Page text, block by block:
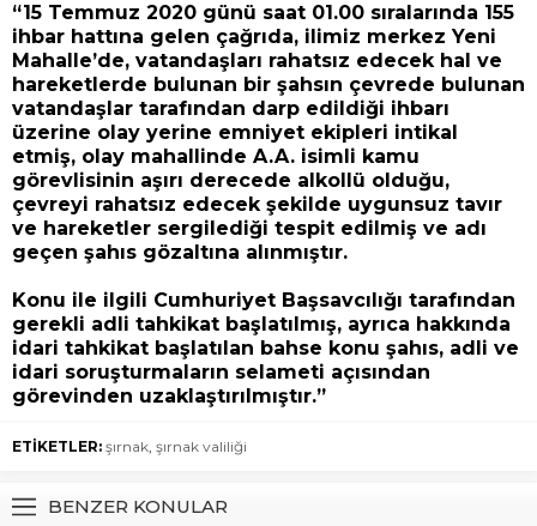
“15 Temmuz 2020 günü saat 01.00 sıralarında 155
ihbar hattına gelen çağrıda, ilimiz merkez Yeni
Mahalle’de, vatandaşları rahatsız edecek hal ve
hareketlerde bulunan bir şahsın çevrede bulunan
vatandaşlar tarafından darp edildiği ihbarı
üzerine olay yerine emniyet ekipleri intikal
etmiş, olay mahallinde A.A. isimli kamu
görevlisinin aşırı derecede alkollü olduğu,
çevreyi rahatsız edecek şekilde uygunsuz tavır
ve hareketler sergilediği tespit edilmiş ve adı
geçen şahıs gözaltına alınmıştır.
Konu ile ilgili Cumhuriyet Başsavcılığı tarafından
gerekli adli tahkikat başlatılmış, ayrıca hakkında
idari tahkikat başlatılan bahse konu şahıs, adli ve
idari soruşturmaların selameti açısından
görevinden uzaklaştırılmıştır.”
ETİKETLER: şırnak, şırnak valiliği
BENZER KONULAR